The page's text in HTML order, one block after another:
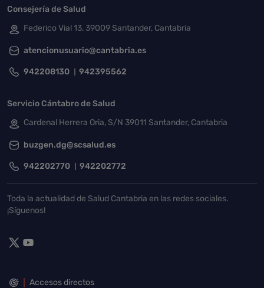
Consejería de Salud
Federico Vial 13, 39009 Santander, Cantabria
atencionusuario@cantabria.es
942208130 942395562
Servicio Cántabro de Salud
Cardenal Herrera Oria, S/N 39011 Santander, Cantabria
buzgen.dg@scsalud.es
942202770 942202772
Toda la actualidad de Salud Cantabria en las redes sociales.
¡Síguenos!
Accesos directos